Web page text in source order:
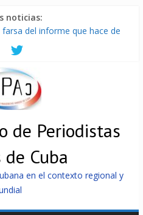
noticias:
del informe que hace de
sin informarlo
razonar, moverse y asistir
tras nuevo apagón
de llegar a Cuba
de Periodistas
Cuba
en el contexto regional y